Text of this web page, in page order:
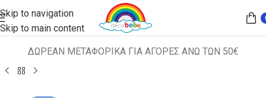
Skip to navigation
Skip to main content
ΔΩΡΕΑΝ ΜΕΤΑΦΟΡΙΚΑ ΓΙΑ ΑΓΟΡΕΣ ΑΝΩ ΤΩΝ 50€
Αρχική σελίδα ΠΑΙΔΙΚΑ ΚΑΘΙΣΜΑΤΑ ΠΟΛΥΘΡΟΝΑΚΙΑ